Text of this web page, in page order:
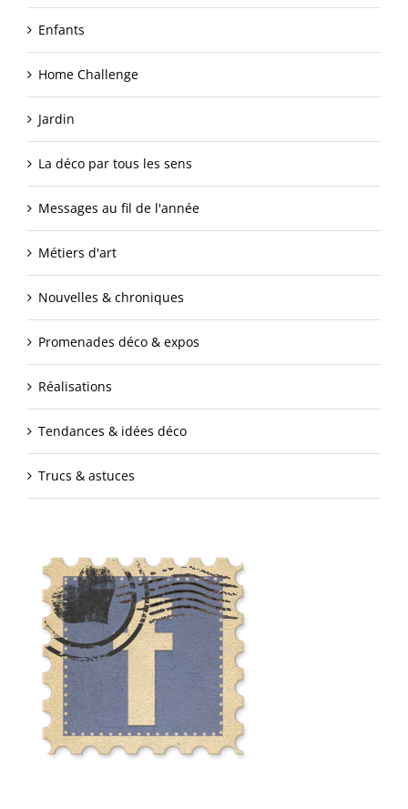
Enfants
Home Challenge
Jardin
La déco par tous les sens
Messages au fil de l'année
Métiers d'art
Nouvelles & chroniques
Promenades déco & expos
Réalisations
Tendances & idées déco
Trucs & astuces